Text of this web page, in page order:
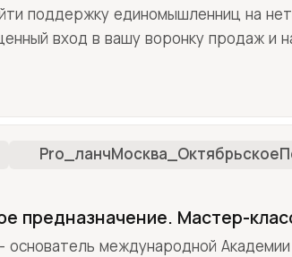
поддержку единомышленниц на
вход в вашу воронку продаж и
предназначение. Мастер-
основатель международной